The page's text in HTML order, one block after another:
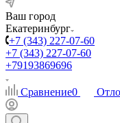
Ваш город
Екатеринбург
+7 (343) 227-07-60
+7 (343) 227-07-60
+79193869696
Сравнение0